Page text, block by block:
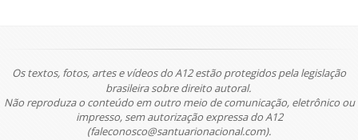
Os textos, fotos, artes e vídeos do A12 estão protegidos pela legislação
brasileira sobre direito autoral.
Não reproduza o conteúdo em outro meio de comunicação, eletrônico ou
impresso, sem autorização expressa do A12
(faleconosco@santuarionacional.com).